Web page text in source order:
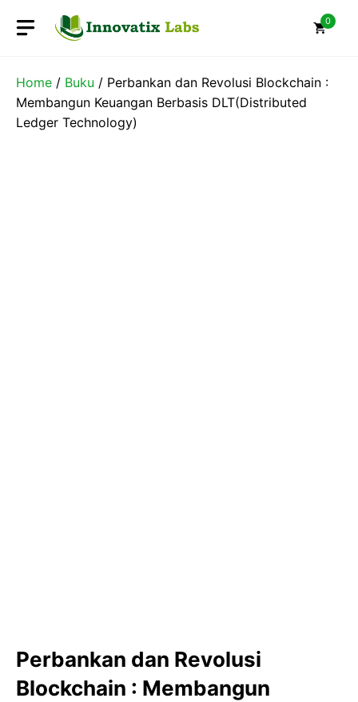
0
Home / Buku / Perbankan dan Revolusi Blockchain :
Membangun Keuangan Berbasis DLT(Distributed
Ledger Technology)
Perbankan dan Revolusi
Blockchain : Membangun